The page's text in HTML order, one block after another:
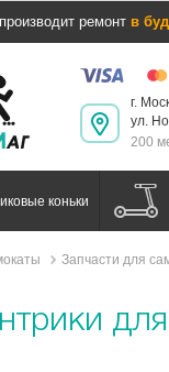
ремонт в
г.
ул.
200
коньки
Запчасти для